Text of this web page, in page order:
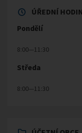
ÚŘEDNÍ
Pondělí
8:00—11:30
Středa
8:00—11:30